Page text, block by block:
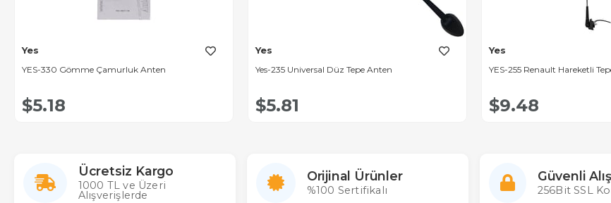
Yes
YES-330 Gömme Çamurluk Anten
$5.18
Yes
Yes-235 Universal Düz Tepe Anten
$5.81
Yes
YES-255 Renault Hareketli
$9.48
Ücretsiz Kargo
1000 TL ve Üzeri
Alışverişlerde
Orijinal Ürünler
%100 Sertifikalı
Güvenli
256Bit SSL